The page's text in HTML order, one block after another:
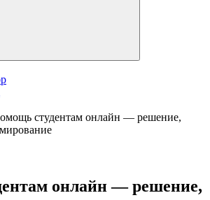
студентам онлайн — решение,
онлайн — решение,